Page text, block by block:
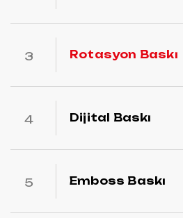
Rotasyon Baskı
Dijital Baskı
Emboss Baskı